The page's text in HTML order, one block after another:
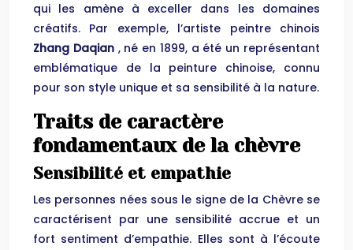
qui les amène à exceller dans les domaines
créatifs. Par exemple, l’artiste peintre chinois
Zhang Daqian , né en 1899, a été un représentant
emblématique de la peinture chinoise, connu
pour son style unique et sa sensibilité à la nature.
Traits de caractère
fondamentaux de la chèvre
Sensibilité et empathie
Les personnes nées sous le signe de la Chèvre se
caractérisent par une sensibilité accrue et un
fort sentiment d’empathie. Elles sont à l’écoute